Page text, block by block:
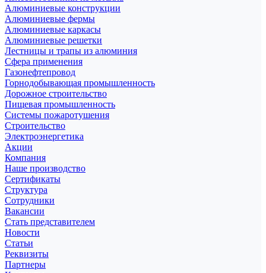
Алюминиевые конструкции
Алюминиевые фермы
Алюминиевые каркасы
Алюминиевые решетки
Лестницы и трапы из алюминия
Сфера применения
Газонефтепровод
Горнодобывающая промышленность
Дорожное строительство
Пищевая промышленность
Системы пожаротушения
Строительство
Электроэнергетика
Акции
Компания
Наше производство
Сертификаты
Структура
Сотрудники
Вакансии
Стать представителем
Новости
Статьи
Реквизиты
Партнеры